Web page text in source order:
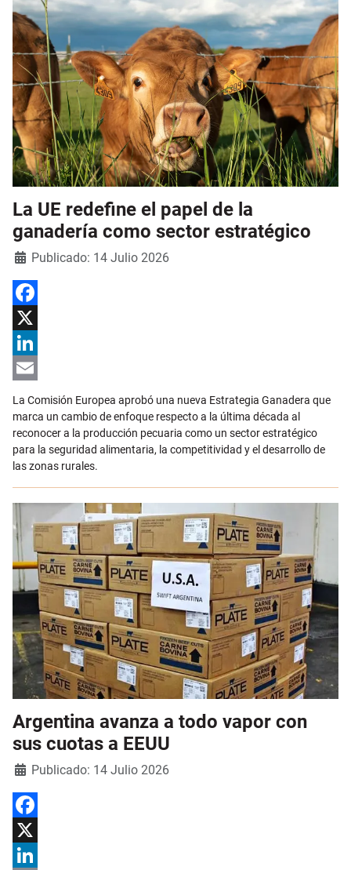
La UE redefine el papel de la
ganadería como sector estratégico
Detalles
Publicado: 14 Julio 2026
Facebook
X
LinkedIn
La Comisión Europea aprobó una nueva Estrategia Ganadera que
marca un cambio de enfoque respecto a la última década al
reconocer a la producción pecuaria como un sector estratégico
para la seguridad alimentaria, la competitividad y el desarrollo de
las zonas rurales.
Argentina avanza a todo vapor con
sus cuotas a EEUU
Detalles
Publicado: 14 Julio 2026
Facebook
X